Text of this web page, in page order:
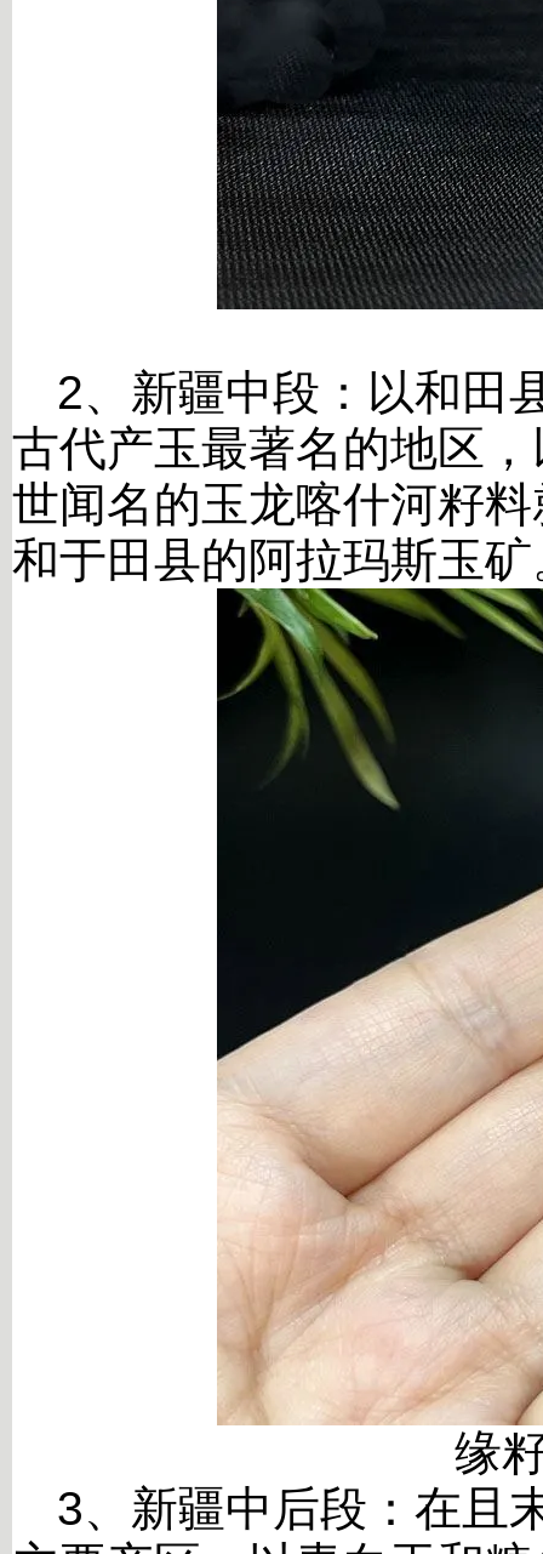
2、新疆中段： 以和田
古代产玉最著名的地区
世闻名的玉龙喀什河籽
和于田县的阿拉玛斯玉矿
缘
3、新疆中后段：在且